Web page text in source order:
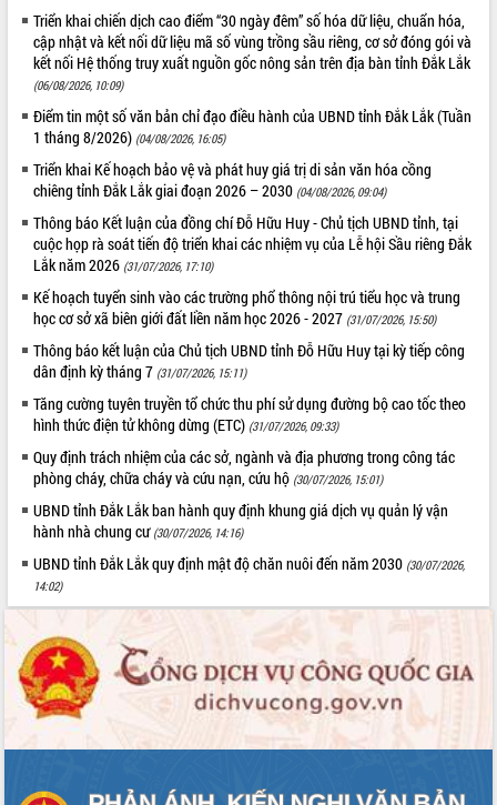
Triển khai chiến dịch cao điểm “30 ngày đêm” số hóa dữ liệu, chuẩn hóa,
cập nhật và kết nối dữ liệu mã số vùng trồng sầu riêng, cơ sở đóng gói và
kết nối Hệ thống truy xuất nguồn gốc nông sản trên địa bàn tỉnh Đắk Lắk
(06/08/2026, 10:09)
Điểm tin một số văn bản chỉ đạo điều hành của UBND tỉnh Đắk Lắk (Tuần
1 tháng 8/2026) (04/08/2026, 16:05)
Triển khai Kế hoạch bảo vệ và phát huy giá trị di sản văn hóa cồng
chiêng tỉnh Đắk Lắk giai đoạn 2026 – 2030 (04/08/2026, 09:04)
Thông báo Kết luận của đồng chí Đỗ Hữu Huy - Chủ tịch UBND tỉnh, tại
cuộc họp rà soát tiến độ triển khai các nhiệm vụ của Lễ hội Sầu riêng Đắk
Lắk năm 2026 (31/07/2026, 17:10)
Kế hoạch tuyển sinh vào các trường phổ thông nội trú tiểu học và trung
học cơ sở xã biên giới đất liền năm học 2026 - 2027 (31/07/2026, 15:50)
Thông báo kết luận của Chủ tịch UBND tỉnh Đỗ Hữu Huy tại kỳ tiếp công
dân định kỳ tháng 7 (31/07/2026, 15:11)
Tăng cường tuyên truyền tổ chức thu phí sử dụng đường bộ cao tốc theo
hình thức điện tử không dừng (ETC) (31/07/2026, 09:33)
Quy định trách nhiệm của các sở, ngành và địa phương trong công tác
phòng cháy, chữa cháy và cứu nạn, cứu hộ (30/07/2026, 15:01)
UBND tỉnh Đắk Lắk ban hành quy định khung giá dịch vụ quản lý vận
hành nhà chung cư (30/07/2026, 14:16)
UBND tỉnh Đắk Lắk quy định mật độ chăn nuôi đến năm 2030 (30/07/2026,
14:02)